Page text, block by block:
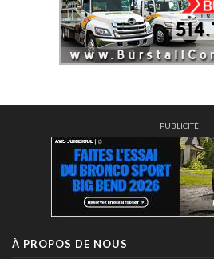
PUBLICITÉ
À PROPOS DE NOUS